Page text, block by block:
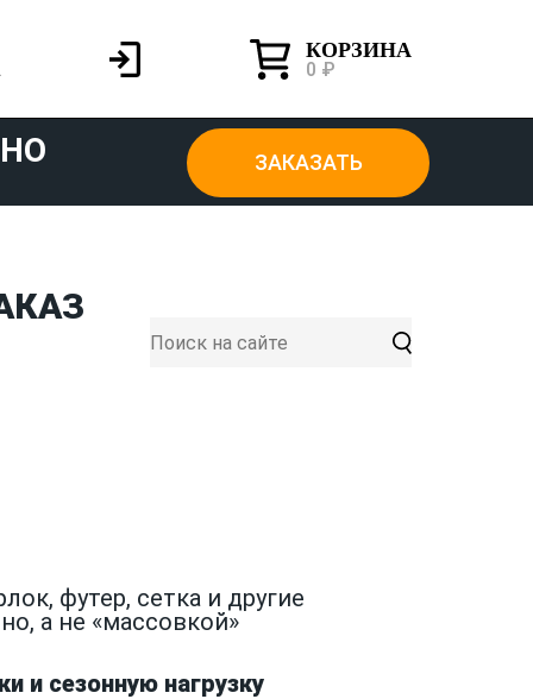
КОРЗИНА
0 ₽
ЗАКАЗАТЬ
футер, сетка и другие
а не «массовкой»
и сезонную нагрузку